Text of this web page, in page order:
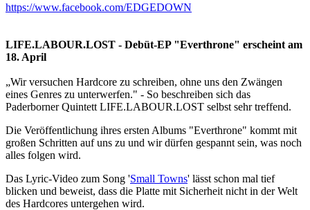
https://www.facebook.com/EDGEDOWN
LIFE.LABOUR.LOST - Debüt-EP "Everthrone" erscheint am
18. April
„Wir versuchen Hardcore zu schreiben, ohne uns den Zwängen
eines Genres zu unterwerfen." - So beschreiben sich das
Paderborner Quintett LIFE.LABOUR.LOST selbst sehr treffend.
Die Veröffentlichung ihres ersten Albums "Everthrone" kommt mit
großen Schritten auf uns zu und wir dürfen gespannt sein, was noch
alles folgen wird.
Das Lyric-Video zum Song 'Small Towns' lässt schon mal tief
blicken und beweist, dass die Platte mit Sicherheit nicht in der Welt
des Hardcores untergehen wird.